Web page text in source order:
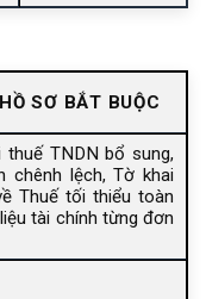
SƠ BẮT BUỘC
TNDN bổ sung,
chênh lệch, Tờ khai
Thuế tối thiểu toàn
tài chính từng đơn